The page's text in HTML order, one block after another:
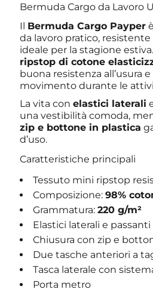
Bermuda Cargo da Lavoro
Il Bermuda Cargo Payper
da lavoro pratico,
ideale per la stagione
ripstop di cotone
buona resistenza all’usura
movimento durante le
La vita conelastici laterali
una vestibilità comoda,
zip e bottone in plastica
d’uso.
Caratteristiche principali
Tessuto mini ripstop
Composizione:98%
Grammatura:220 g/m²
Elastici laterali e
Chiusura con zip e
Due tasche anteriori a
Tasca laterale con
Porta metro